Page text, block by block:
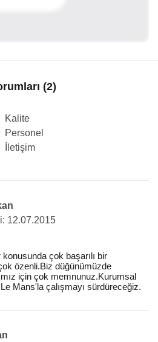
(2)
Kalite
Personel
İletişim
12.07.2015
çok başarılı bir
özenli.Biz düğünümüzde
için çok memnunuz.Kurumsal
Mans'la çalışmayı sürdüreceğiz.